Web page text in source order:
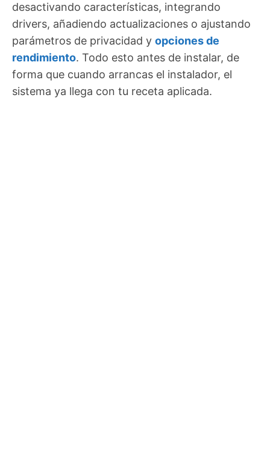
desactivando características, integrando
drivers, añadiendo actualizaciones o ajustando
parámetros de privacidad y opciones de
rendimiento. Todo esto antes de instalar, de
forma que cuando arrancas el instalador, el
sistema ya llega con tu receta aplicada.